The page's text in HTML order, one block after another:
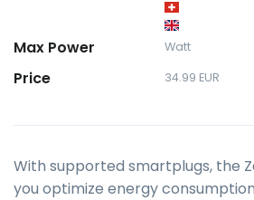
Max Power Watt
Price 34.99 EUR
With supported smartplugs, the
you optimize energy